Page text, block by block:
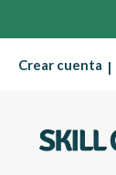
Crear cuenta |